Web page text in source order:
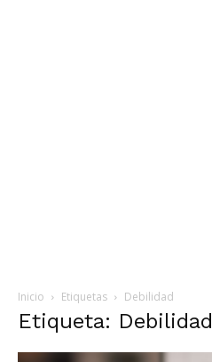
Inicio Etiquetas Debilidad
Etiqueta: Debilidad